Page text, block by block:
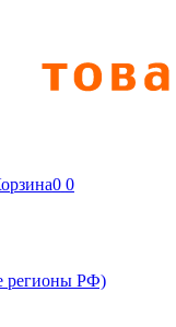
0 0
регионы РФ)